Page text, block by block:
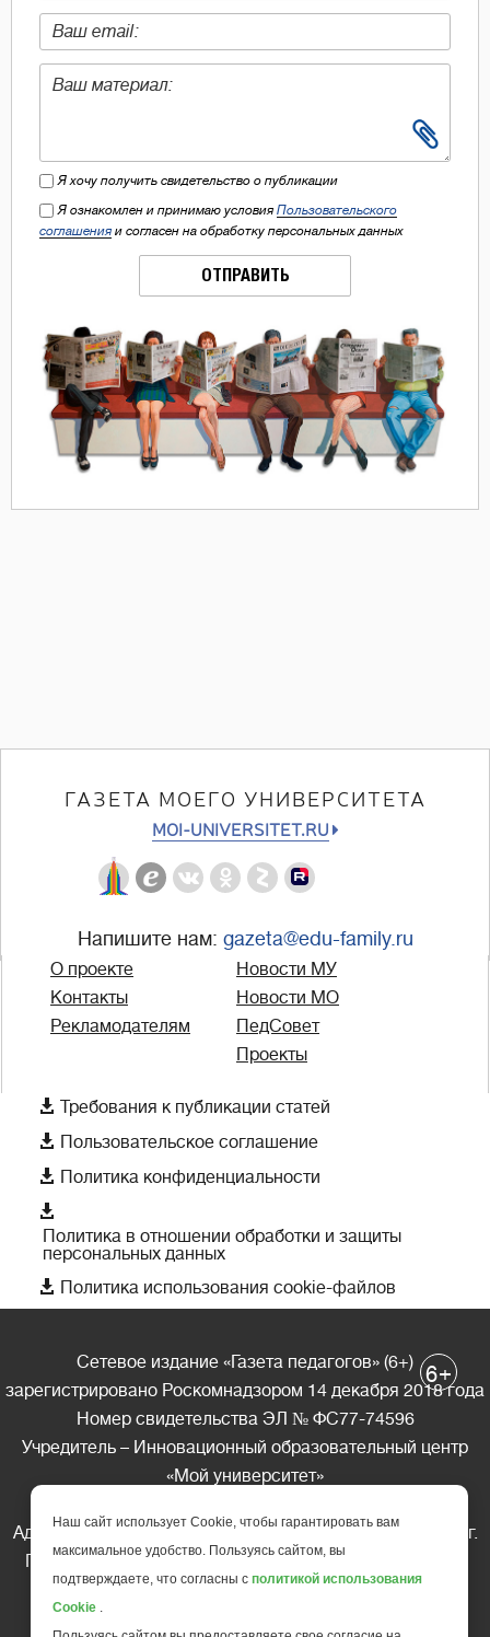
Я хочу получить свидетельство о публикации
Я ознакомлен и принимаю условия Пользовательского
соглашения и согласен на обработку персональных данных
ОТПРАВИТЬ
ГАЗЕТА МОЕГО УНИВЕРСИТЕТА
MOI-UNIVERSITET.RU
Напишите нам: gazeta@edu-family.ru
О проекте
Контакты
Рекламодателям
Новости МУ
Новости МО
ПедСовет
Проекты
 Требования к публикации статей
 Пользовательское соглашение
 Политика конфиденциальности

Политика в отношении обработки и защиты
персональных данных
 Политика использования cookie-файлов
Сетевое издание «Газета педагогов» (6+)
зарегистрировано Роскомнадзором 14 декабря 2018 года
Номер свидетельства ЭЛ № ФС77-74596
Учредитель – Инновационный образовательный центр
«Мой университет»
Адрес редакции: 185035 Россия, Республика Карелия, г.
Петрозаводск, ул. Фридриха Энгельса д.10, офис 211
Телефон редакции: +7 (499) 685-10-45
6+
Наш сайт использует Cookie, чтобы гарантировать вам
максимальное удобство. Пользуясь сайтом, вы
подтверждаете, что согласны с политикой использования
Cookie .